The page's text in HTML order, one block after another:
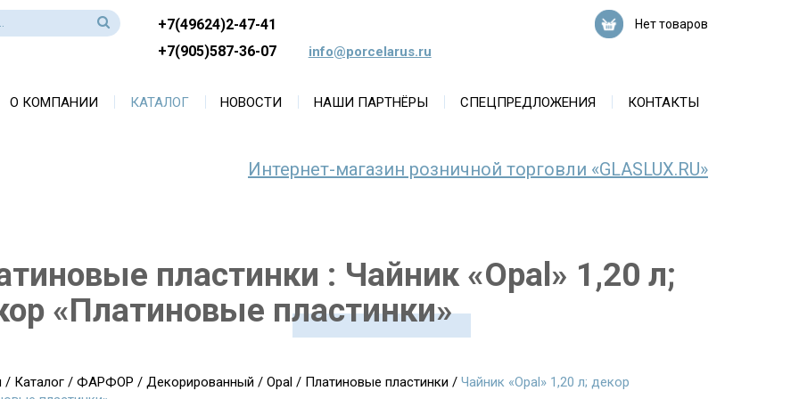
+7(49624)2-47-41
+7(905)587-36-07
info@porcelarus.ru
Нет товаров
О КОМПАНИИ КАТАЛОГ НОВОСТИ НАШИ ПАРТНЁРЫ СПЕЦПРЕДЛОЖЕНИЯ КОНТАКТЫ
Интернет-магазин розничной торговли «GLASLUX.RU»
пластинки : Чайник «Opal» 1,20 л;
«Платиновые пластинки»
/ Каталог/ ФАРФОР / Декорированный / Opal/ Платиновые пластинки / Чайник «Opal» 1,20 л; декор